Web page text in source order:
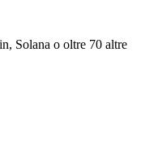
Solana o oltre 70 altre